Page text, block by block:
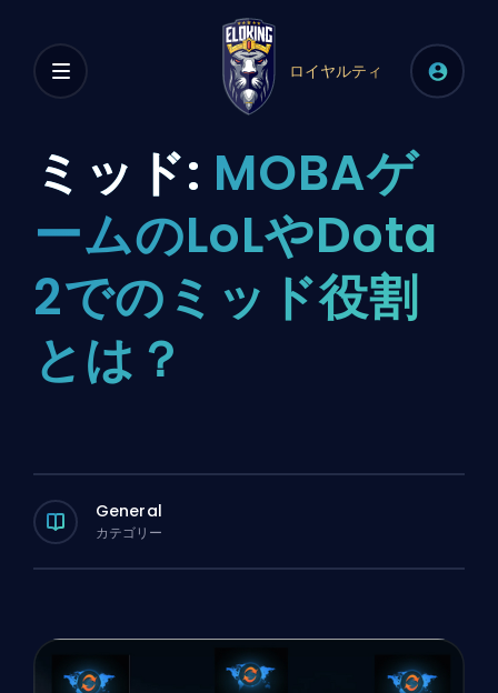
ロイヤルティ
ミッド: MOBAゲ
ームのLoLやDota
2でのミッド役割
とは？
General
カテゴリー